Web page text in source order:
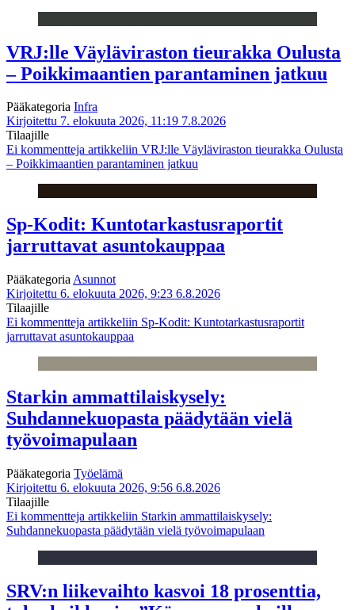
VRJ:lle Väyläviraston tieurakka Oulusta
– Poikkimaantien parantaminen jatkuu
Pääkategoria Infra
Kirjoitettu 7. elokuuta 2026, 11:19 7.8.2026
Tilaajille
Ei kommentteja artikkeliin VRJ:lle Väyläviraston tieurakka Oulusta
– Poikkimaantien parantaminen jatkuu
Sp-Kodit: Kuntotarkastusraportit
jarruttavat asuntokauppaa
Pääkategoria Asunnot
Kirjoitettu 6. elokuuta 2026, 9:23 6.8.2026
Tilaajille
Ei kommentteja artikkeliin Sp-Kodit: Kuntotarkastusraportit
jarruttavat asuntokauppaa
Starkin ammattilaiskysely:
Suhdannekuopasta päädytään vielä
työvoimapulaan
Pääkategoria Työelämä
Kirjoitettu 6. elokuuta 2026, 9:56 6.8.2026
Tilaajille
Ei kommentteja artikkeliin Starkin ammattilaiskysely:
Suhdannekuopasta päädytään vielä työvoimapulaan
SRV:n liikevaihto kasvoi 18 prosenttia,